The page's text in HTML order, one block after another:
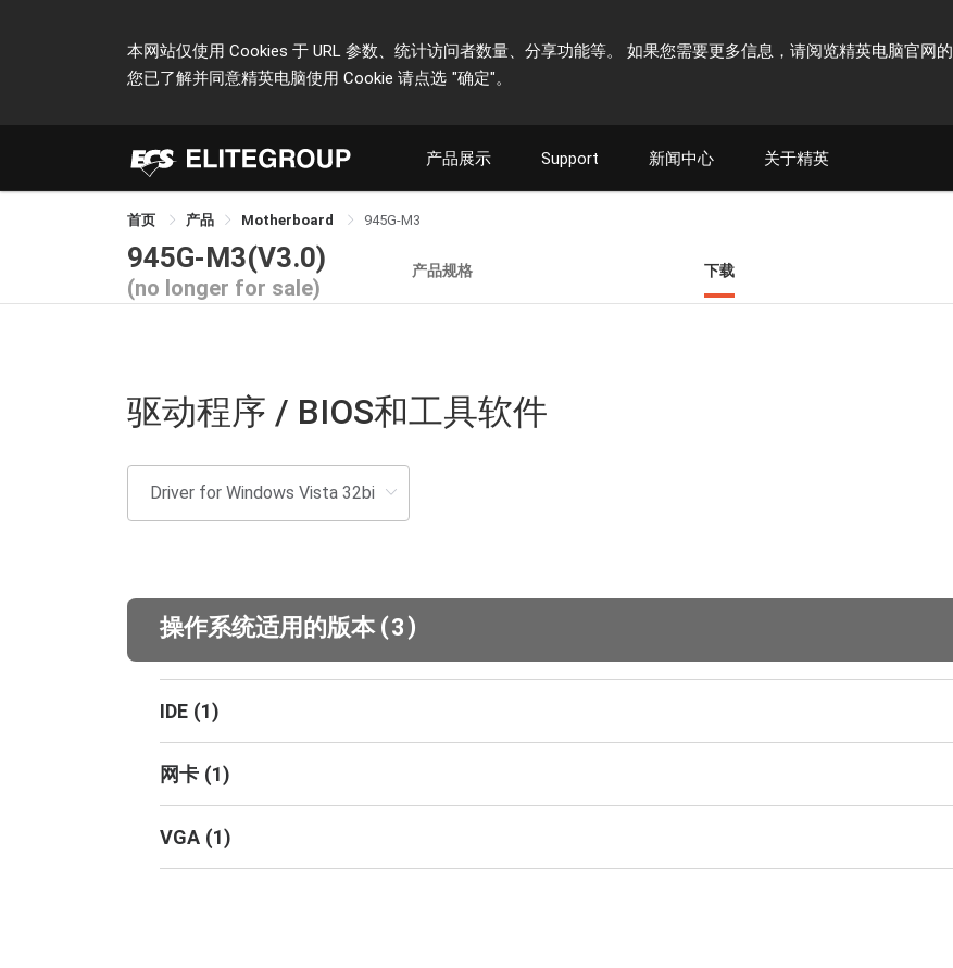
本网站仅使用 Cookies 于 URL 参数、统计访问者数量、分享功能等。 如果您需要更多信息，请阅览精英电脑官网的
您已了解并同意精英电脑使用 Cookie 请点选 "确定"。
产品展示 Support 新闻中心 关于精英
首页 产品 Motherboard 945G-M3
945G-M3(V3.0)
(no longer for sale)
产品规格 下载
驱动程序 / BIOS和工具软件
操作系统适用的版本 (3 )
IDE (1)
网卡 (1)
VGA (1)